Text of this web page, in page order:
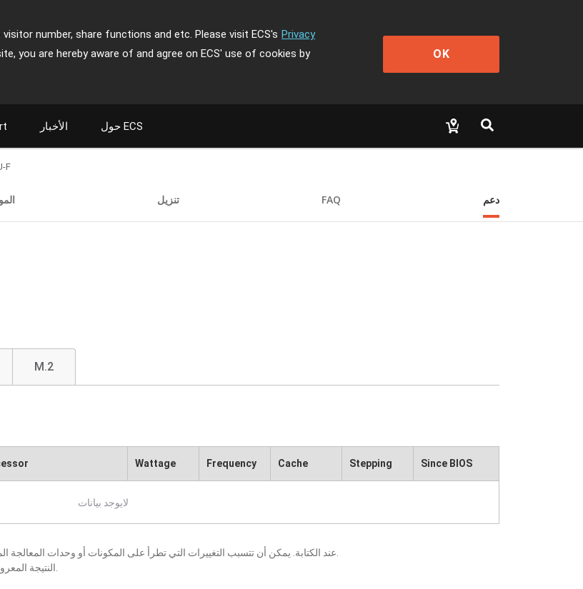
number, share functions and etc. Please visit ECS's Privacy
you are hereby aware of and agree on ECS' use of cookies by
OK
الأخبار حول ECS
F
تنزيل FAQ دعم
M.2
Wattage Frequency Cache Stepping Since BIOS
لايوجد بيانات